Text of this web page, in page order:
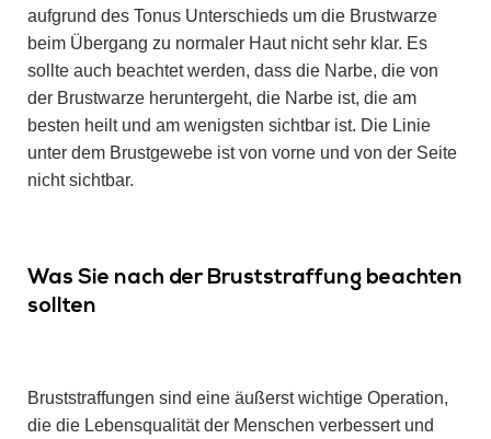
aufgrund des Tonus Unterschieds um die Brustwarze
beim Übergang zu normaler Haut nicht sehr klar. Es
sollte auch beachtet werden, dass die Narbe, die von
der Brustwarze heruntergeht, die Narbe ist, die am
besten heilt und am wenigsten sichtbar ist. Die Linie
unter dem Brustgewebe ist von vorne und von der Seite
nicht sichtbar.
Was Sie nach der Bruststraffung beachten
sollten
Bruststraffungen sind eine äußerst wichtige Operation,
die die Lebensqualität der Menschen verbessert und